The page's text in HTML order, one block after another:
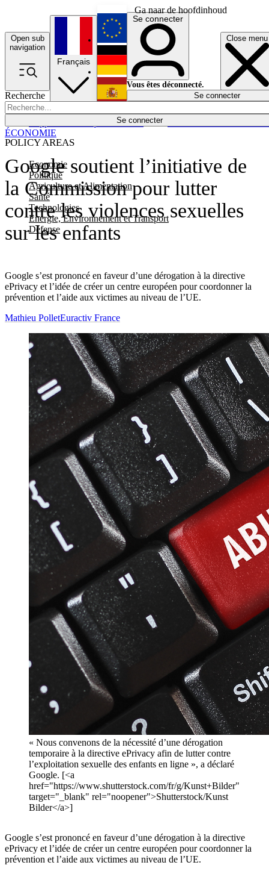
Ga naar de hoofdinhoud
Open sub
navigation
Close menu
Recherche
Se connecter
POLICY AREAS
Economie
Politique
Agriculture et Alimentation
Santé
Technologies
Energie, Environnement et Transport
Défense
Économie
Français
English
Deutsch
Español
Se connecter
Vous êtes déconnecté.
Se connecter
Google soutient l’initiative de
la Commission pour lutter
contre les violences sexuelles
sur les enfants
Google s’est prononcé en faveur d’une dérogation à la directive
ePrivacy et l’idée de créer un centre européen pour coordonner la
prévention et l’aide aux victimes au niveau de l’UE.
ÉCONOMIE
Mathieu PolletEuractiv France
« Nous convenons de la nécessité d’une dérogation
temporaire à la directive ePrivacy afin de lutter contre
l’exploitation sexuelle des enfants en ligne », a déclaré
Google. [<a
href="https://www.shutterstock.com/fr/g/Kunst+Bilder"
target="_blank" rel="noopener">Shutterstock/Kunst
Bilder</a>]
Google s’est prononcé en faveur d’une dérogation à la directive
ePrivacy et l’idée de créer un centre européen pour coordonner la
prévention et l’aide aux victimes au niveau de l’UE.